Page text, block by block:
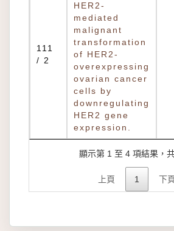
111
/ 2
HER2-
mediated
malignant
transformation
of HER2-
overexpressing
ovarian cancer
cells by
downregulating
HER2 gene
expression.
顯示第 1 至 4 項結果，
上頁 1 下